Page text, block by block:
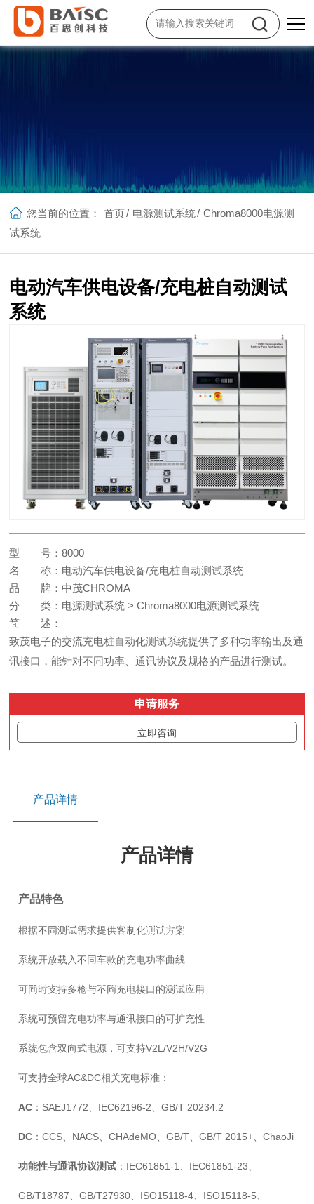
产品展示
面向工业电子制造、通信及信息技术、教育科研、微电子、新能源、生物
医药、节能环保等行业和领域的客户，提供增值销售、科技租赁、系统集
您当前的位置： 首页/ 电源测试系统/ Chroma8000电源测
试系统
电动汽车供电设备/充电桩自动测试
系统
型 号：8000
名 称： 电动汽车供电设备/充电桩自动测试系统
品 牌：中茂CHROMA
分 类： 电源测试系统 > Chroma8000电源测试系统
简 述：
致茂电子的交流充电桩自动化测试系统提供了多种功率输出及通
讯接口，能针对不同功率、通讯协议及规格的产品进行测试。
申请服务
立即咨询
产品详情
产品详情
产品特色
根据不同测试需求提供客制化测试方案
系统开放载入不同车款的充电功率曲线
可同时支持多枪与不同充电接口的测试应用
系统可预留充电功率与通讯接口的可扩充性
系统包含双向式电源，可支持V2L/V2H/V2G
可支持全球AC&DC相关充电标准：
AC ：SAEJ1772、IEC62196-2、GB/T 20234.2
DC ：CCS、NACS、CHAdeMO、GB/T、GB/T 2015+、ChaoJi
功能性与通讯协议测试 ：IEC61851-1、IEC61851-23、
GB/T18787、GB/T27930、ISO15118-4、ISO15118-5、